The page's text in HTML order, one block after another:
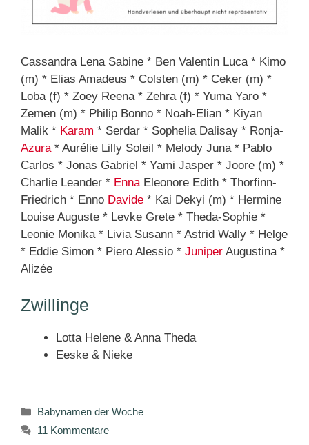
Cassandra Lena Sabine * Ben Valentin Luca * Kimo
(m) * Elias Amadeus * Colsten (m) * Ceker (m) *
Loba (f) * Zoey Reena * Zehra (f) * Yuma Yaro *
Zemen (m) * Philip Bonno * Noah-Elian * Kiyan
Malik * Karam * Serdar * Sophelia Dalisay * Ronja-
Azura * Aurélie Lilly Soleil * Melody Juna * Pablo
Carlos * Jonas Gabriel * Yami Jasper * Joore (m) *
Charlie Leander * Enna Eleonore Edith * Thorfinn-
Friedrich * Enno Davide * Kai Dekyi (m) * Hermine
Louise Auguste * Levke Grete * Theda-Sophie *
Leonie Monika * Livia Susann * Astrid Wally * Helge
* Eddie Simon * Piero Alessio * Juniper Augustina *
Alizée
Zwillinge
Lotta Helene & Anna Theda
Eeske & Nieke
Kategorien
Babynamen der Woche
11 Kommentare